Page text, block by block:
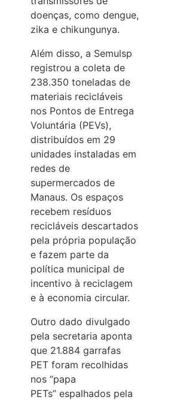
doenças, como dengue,
zika e chikungunya.
Além disso, a Semulsp
registrou a coleta de
238.350 toneladas de
materiais recicláveis
nos Pontos de Entrega
Voluntária (PEVs),
distribuídos em 29
unidades instaladas em
redes de
supermercados de
Manaus. Os espaços
recebem resíduos
recicláveis descartados
pela própria população
e fazem parte da
política municipal de
incentivo à reciclagem
e à economia circular.
Outro dado divulgado
pela secretaria aponta
que 21.884 garrafas
PET foram recolhidas
nos “papa
PETs” espalhados pela